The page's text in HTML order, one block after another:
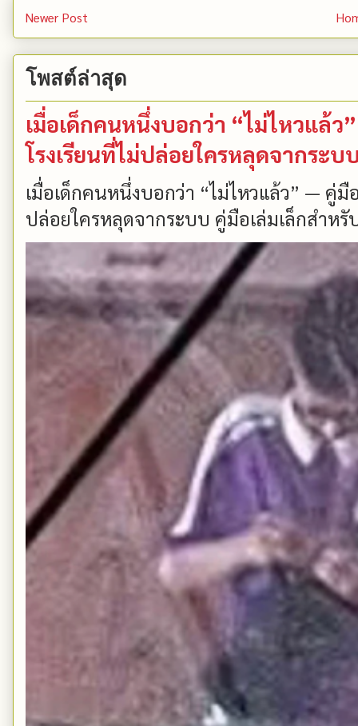
Newer Post
โพสต์ล่าสุด
เมื่อเด็กคนหนึ่งบอกว่า “ไม่ไหวแล้
โรงเรียนที่ไม่ปล่อยใครหลุดจากระบ
เมื่อเด็กคนหนึ่งบอกว่า “ไม่ไหวแล้ว” — คู่
ปล่อยใครหลุดจากระบบ คู่มือเล่มเล็กสำหรั